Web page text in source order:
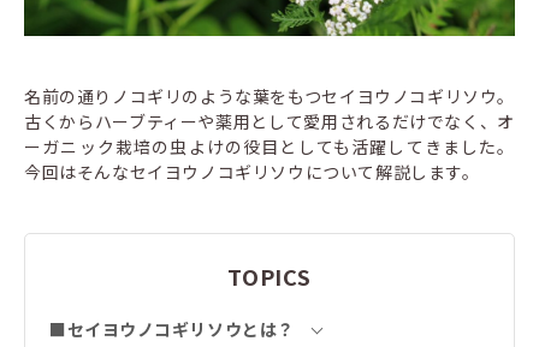
名前の通りノコギリのような葉をもつセイヨウノコギリソウ。
古くからハーブティーや薬用として愛用されるだけでなく、オ
ーガニック栽培の虫よけの役目としても活躍してきました。
今回はそんなセイヨウノコギリソウについて解説します。
TOPICS
■セイヨウノコギリソウとは？